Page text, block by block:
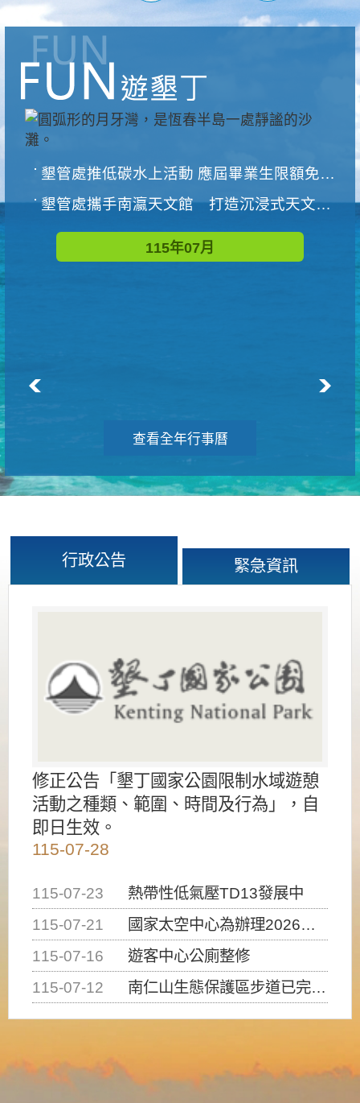
墾管處推低碳水上活動 應屆畢業生限額免費參加
墾管處攜手南瀛天文館 打造沉浸式天文探索營隊
115年07月
查看全年行事曆
行政公告 緊急資訊
修正公告「墾丁國家公園限制水域遊憩
活動之種類、範圍、時間及行為」，自
即日生效。
115-07-28
115-07-23
熱帶性低氣壓TD13發展中
115-07-21
國家太空中心為辦理2026台灣盃火箭競賽，陸、海、空域警戒及協調相關事宜，因颱風備案事宜
115-07-16
遊客中心公廁整修
115-07-12
南仁山生態保護區步道已完成修復，自115年7月13日（星期一）起恢復開放入園，歡迎民眾依規定申請入園....